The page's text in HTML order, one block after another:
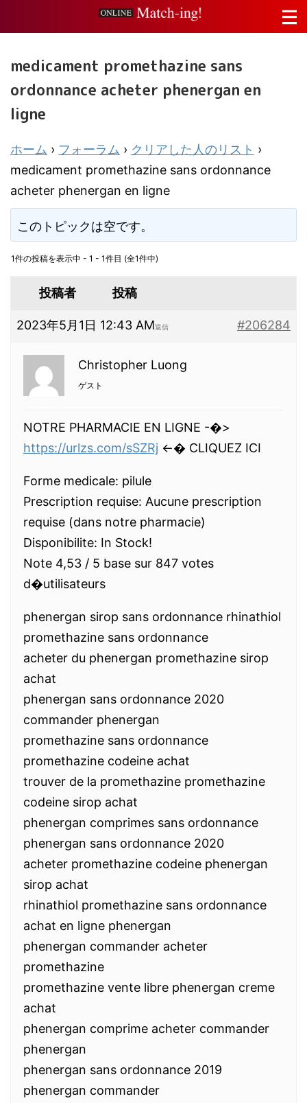
medicament promethazine sans
ordonnance acheter phenergan en
ligne
ホーム › フォーラム › クリアした人のリスト ›
medicament promethazine sans ordonnance
acheter phenergan en ligne
このトピックは空です。
1件の投稿を表示中 - 1 - 1件目 (全1件中)
投稿者 投稿
2023年5月1日 12:43 AM #206284
返信
Christopher Luong
ゲスト
NOTRE PHARMACIE EN LIGNE -�>
https://urlzs.com/sSZRj <-� CLIQUEZ ICI
Forme medicale: pilule
Prescription requise: Aucune prescription
requise (dans notre pharmacie)
Disponibilite: In Stock!
Note 4,53 / 5 base sur 847 votes
d�utilisateurs
phenergan sirop sans ordonnance rhinathiol
promethazine sans ordonnance
acheter du phenergan promethazine sirop
achat
phenergan sans ordonnance 2020
commander phenergan
promethazine sans ordonnance
promethazine codeine achat
trouver de la promethazine promethazine
codeine sirop achat
phenergan comprimes sans ordonnance
phenergan sans ordonnance 2020
acheter promethazine codeine phenergan
sirop achat
rhinathiol promethazine sans ordonnance
achat en ligne phenergan
phenergan commander acheter
promethazine
promethazine vente libre phenergan creme
achat
phenergan comprime acheter commander
phenergan
phenergan sans ordonnance 2019
phenergan commander